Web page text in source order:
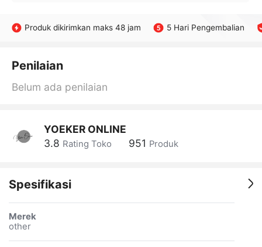
Produk dikirimkan maks 48 jam 5 Hari Pengembalian
Penilaian
Belum ada penilaian
YOEKER ONLINE
3.8 Rating Toko 951 Produk
Spesifikasi
Merek
other